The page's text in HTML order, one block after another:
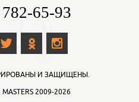
65-93
И ЗАЩИЩЕНЫ.
MASTERS2009-2026